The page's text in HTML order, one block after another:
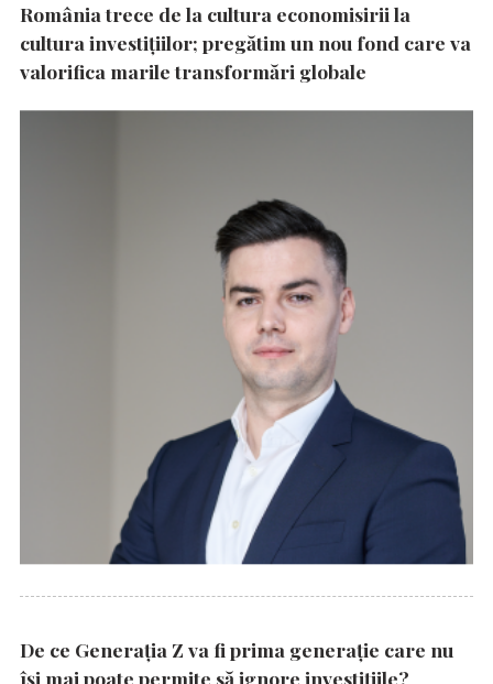
România trece de la cultura economisirii la
cultura investițiilor; pregătim un nou fond care va
valorifica marile transformări globale
De ce Generația Z va fi prima generație care nu
își mai poate permite să ignore investițiile?